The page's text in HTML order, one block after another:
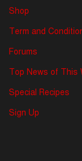
Shop
Term and
Forums
Top News of This
Special Recipes
Sign Up